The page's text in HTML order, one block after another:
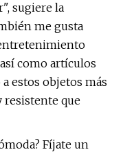
sugiere la
me gusta
como artículos
estos objetos más
resistente que
Fíjate un